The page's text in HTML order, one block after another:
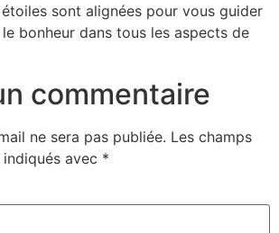
sont alignées pour vous guider
bonheur dans tous les aspects de
commentaire
ne sera pas publiée. Les champs
avec *